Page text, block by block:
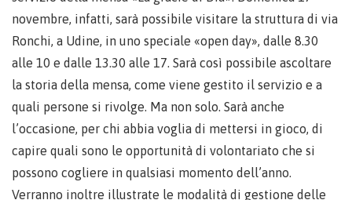
novembre, infatti, sarà possibile visitare la struttura di via
Ronchi, a Udine, in uno speciale «open day», dalle 8.30
alle 10 e dalle 13.30 alle 17. Sarà così possibile ascoltare
la storia della mensa, come viene gestito il servizio e a
quali persone si rivolge. Ma non solo. Sarà anche
l’occasione, per chi abbia voglia di mettersi in gioco, di
capire quali sono le opportunità di volontariato che si
possono cogliere in qualsiasi momento dell’anno.
Verranno inoltre illustrate le modalità di gestione delle